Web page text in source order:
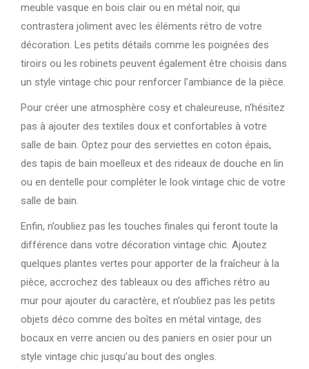
meuble vasque en bois clair ou en métal noir, qui
contrastera joliment avec les éléments rétro de votre
décoration. Les petits détails comme les poignées des
tiroirs ou les robinets peuvent également être choisis dans
un style vintage chic pour renforcer l’ambiance de la pièce.
Pour créer une atmosphère cosy et chaleureuse, n’hésitez
pas à ajouter des textiles doux et confortables à votre
salle de bain. Optez pour des serviettes en coton épais,
des tapis de bain moelleux et des rideaux de douche en lin
ou en dentelle pour compléter le look vintage chic de votre
salle de bain.
Enfin, n’oubliez pas les touches finales qui feront toute la
différence dans votre décoration vintage chic. Ajoutez
quelques plantes vertes pour apporter de la fraîcheur à la
pièce, accrochez des tableaux ou des affiches rétro au
mur pour ajouter du caractère, et n’oubliez pas les petits
objets déco comme des boîtes en métal vintage, des
bocaux en verre ancien ou des paniers en osier pour un
style vintage chic jusqu’au bout des ongles.